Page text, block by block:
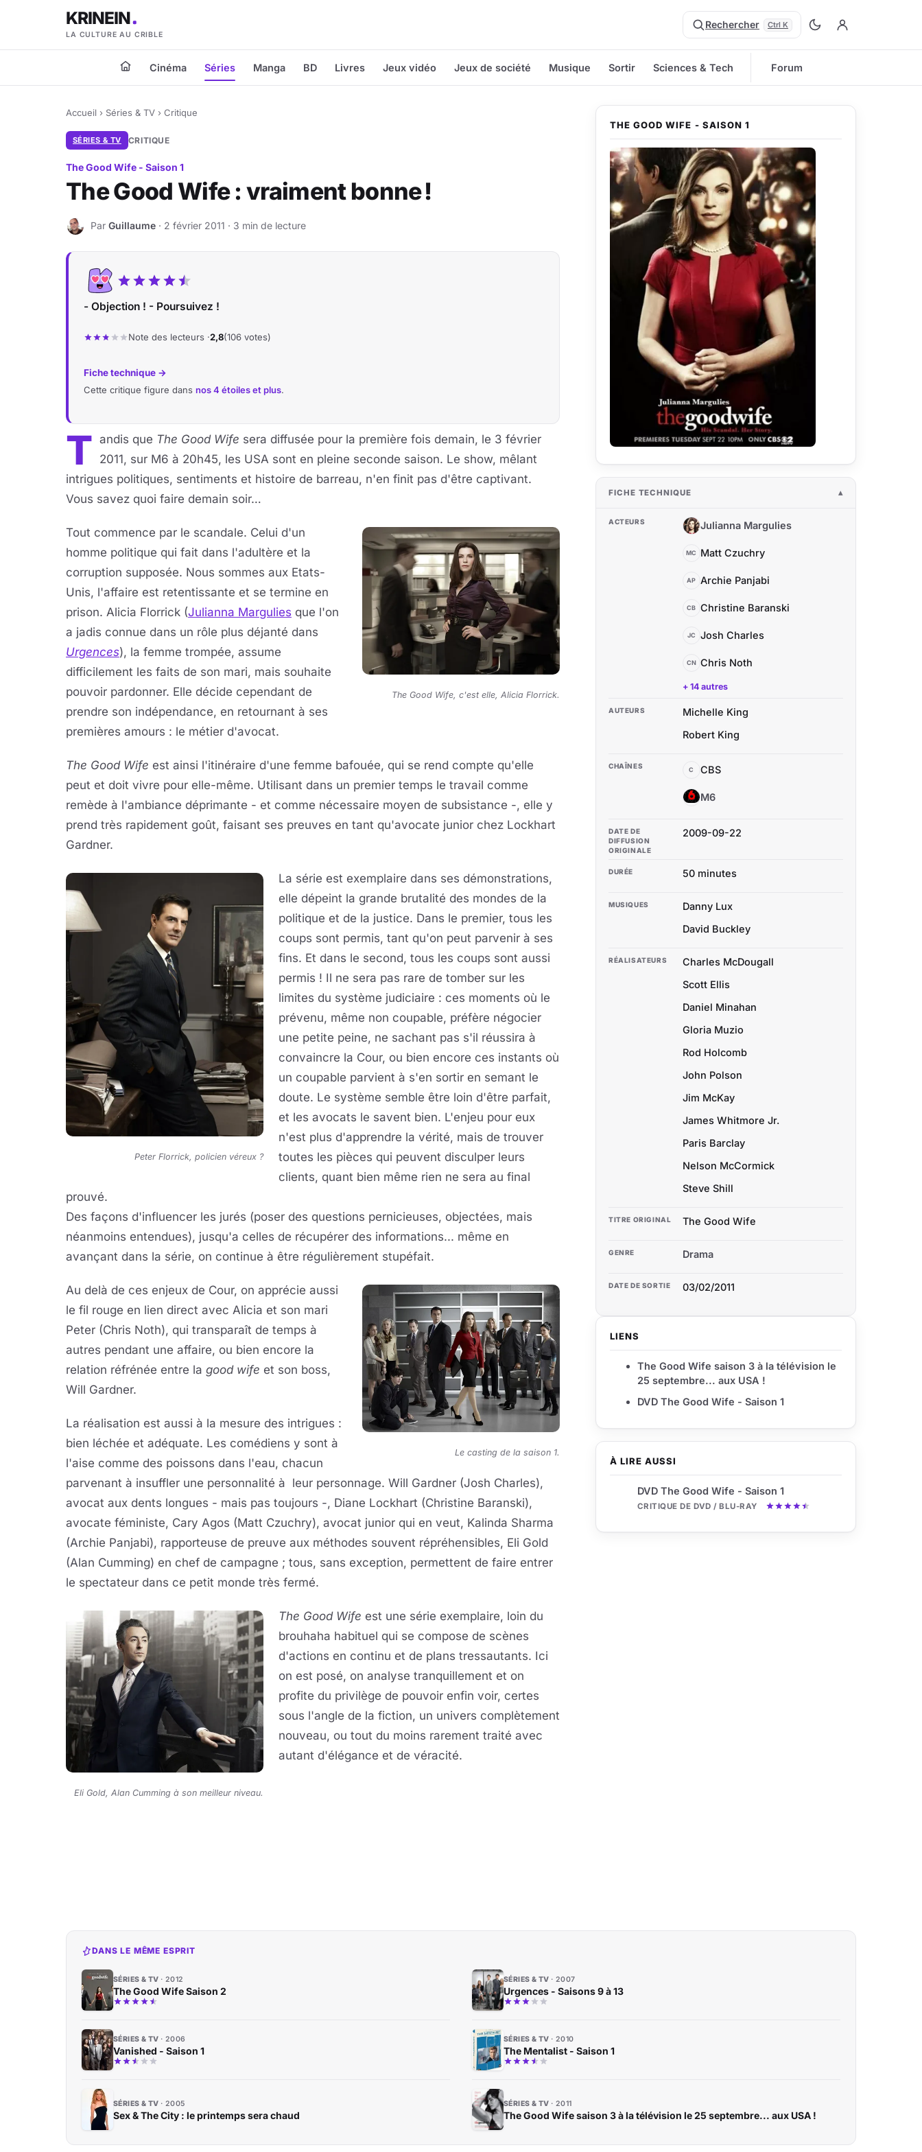
KRINEIN
LA CULTURE AU CRIBLE
Rechercher Ctrl K
Cinéma Séries Manga BD Livres Jeux vidéo Jeux de société Musique Sortir Sciences & Tech Forum
Accueil › Séries & TV › Critique
SÉRIES & TV CRITIQUE
The Good Wife - Saison 1
The Good Wife : vraiment bonne !
G Par Guillaume · 2 février 2011 · 3 min de lecture
- Objection ! - Poursuivez !
Note des lecteurs ·2,8(106 votes)
Fiche technique →
Cette critique figure dans nos 4 étoiles et plus.
T andis que The Good Wife sera diffusée pour la première fois demain, le 3 février
2011, sur M6 à 20h45, les USA sont en pleine seconde saison. Le show, mêlant
intrigues politiques, sentiments et histoire de barreau, n'en finit pas d'être captivant.
Vous savez quoi faire demain soir…
The Good Wife, c'est elle, Alicia Florrick.
Tout commence par le scandale. Celui d'un
homme politique qui fait dans l'adultère et la
corruption supposée. Nous sommes aux Etats-
Unis, l'affaire est retentissante et se termine en
prison. Alicia Florrick (Julianna Margulies que l'on
a jadis connue dans un rôle plus déjanté dans
Urgences), la femme trompée, assume
difficilement les faits de son mari, mais souhaite
pouvoir pardonner. Elle décide cependant de
prendre son indépendance, en retournant à ses
premières amours : le métier d'avocat.
The Good Wife est ainsi l'itinéraire d'une femme bafouée, qui se rend compte qu'elle
peut et doit vivre pour elle-même. Utilisant dans un premier temps le travail comme
remède à l'ambiance déprimante - et comme nécessaire moyen de subsistance -, elle y
prend très rapidement goût, faisant ses preuves en tant qu'avocate junior chez Lockhart
Gardner.
Peter Florrick, policien véreux ?
La série est exemplaire dans ses démonstrations,
elle dépeint la grande brutalité des mondes de la
politique et de la justice. Dans le premier, tous les
coups sont permis, tant qu'on peut parvenir à ses
fins. Et dans le second, tous les coups sont aussi
permis ! Il ne sera pas rare de tomber sur les
limites du système judiciaire : ces moments où le
prévenu, même non coupable, préfère négocier
une petite peine, ne sachant pas s'il réussira à
convaincre la Cour, ou bien encore ces instants où
un coupable parvient à s'en sortir en semant le
doute. Le système semble être loin d'être parfait,
et les avocats le savent bien. L'enjeu pour eux
n'est plus d'apprendre la vérité, mais de trouver
toutes les pièces qui peuvent disculper leurs
clients, quant bien même rien ne sera au final
prouvé.
Des façons d'influencer les jurés (poser des questions pernicieuses, objectées, mais
néanmoins entendues), jusqu'a celles de récupérer des informations... même en
avançant dans la série, on continue à être régulièrement stupéfait.
Le casting de la saison 1.
Au delà de ces enjeux de Cour, on apprécie aussi
le fil rouge en lien direct avec Alicia et son mari
Peter (Chris Noth), qui transparaît de temps à
autres pendant une affaire, ou bien encore la
relation réfrénée entre la good wife et son boss,
Will Gardner.
La réalisation est aussi à la mesure des intrigues :
bien léchée et adéquate. Les comédiens y sont à
l'aise comme des poissons dans l'eau, chacun
parvenant à insuffler une personnalité à leur personnage. Will Gardner (Josh Charles),
avocat aux dents longues - mais pas toujours -, Diane Lockhart (Christine Baranski),
avocate féministe, Cary Agos (Matt Czuchry), avocat junior qui en veut, Kalinda Sharma
(Archie Panjabi), rapporteuse de preuve aux méthodes souvent répréhensibles, Eli Gold
(Alan Cumming) en chef de campagne ; tous, sans exception, permettent de faire entrer
le spectateur dans ce petit monde très fermé.
Eli Gold, Alan Cumming à son meilleur niveau.
The Good Wife est une série exemplaire, loin du
brouhaha habituel qui se compose de scènes
d'actions en continu et de plans tressautants. Ici
on est posé, on analyse tranquillement et on
profite du privilège de pouvoir enfin voir, certes
sous l'angle de la fiction, un univers complètement
nouveau, ou tout du moins rarement traité avec
autant d'élégance et de véracité.
À LIRE AUSSI
DVD The Good Wife - Saison 1
CRITIQUE DE DVD / BLU-RAY
THE GOOD WIFE - SAISON 1
FICHE TECHNIQUE
ACTEURS JM Julianna Margulies
MC Matt Czuchry
AP Archie Panjabi
CB Christine Baranski
JC Josh Charles
CN Chris Noth
+ 14 autres
AUTEURS
Michelle King
Robert King
CHAÎNES C CBS
M M6
DATE DE
DIFFUSION
ORIGINALE
2009-09-22
DURÉE 50 minutes
MUSIQUES
Danny Lux
David Buckley
RÉALISATEURS
Charles McDougall
Scott Ellis
Daniel Minahan
Gloria Muzio
Rod Holcomb
John Polson
Jim McKay
James Whitmore Jr.
Paris Barclay
Nelson McCormick
Steve Shill
TITRE ORIGINAL The Good Wife
GENRE Drama
DATE DE SORTIE 03/02/2011
LIENS
The Good Wife saison 3 à la télévision le
25 septembre... aux USA !
DVD The Good Wife - Saison 1
DANS LE MÊME ESPRIT
SÉRIES & TV 2012
The Good Wife Saison 2
SÉRIES & TV 2007
Urgences - Saisons 9 à 13
SÉRIES & TV 2006
Vanished - Saison 1
SÉRIES & TV 2010
The Mentalist - Saison 1
SÉRIES & TV 2005
Sex & The City : le printemps sera chaud
SÉRIES & TV 2011
The Good Wife saison 3 à la télévision le 25 septembre... aux USA !